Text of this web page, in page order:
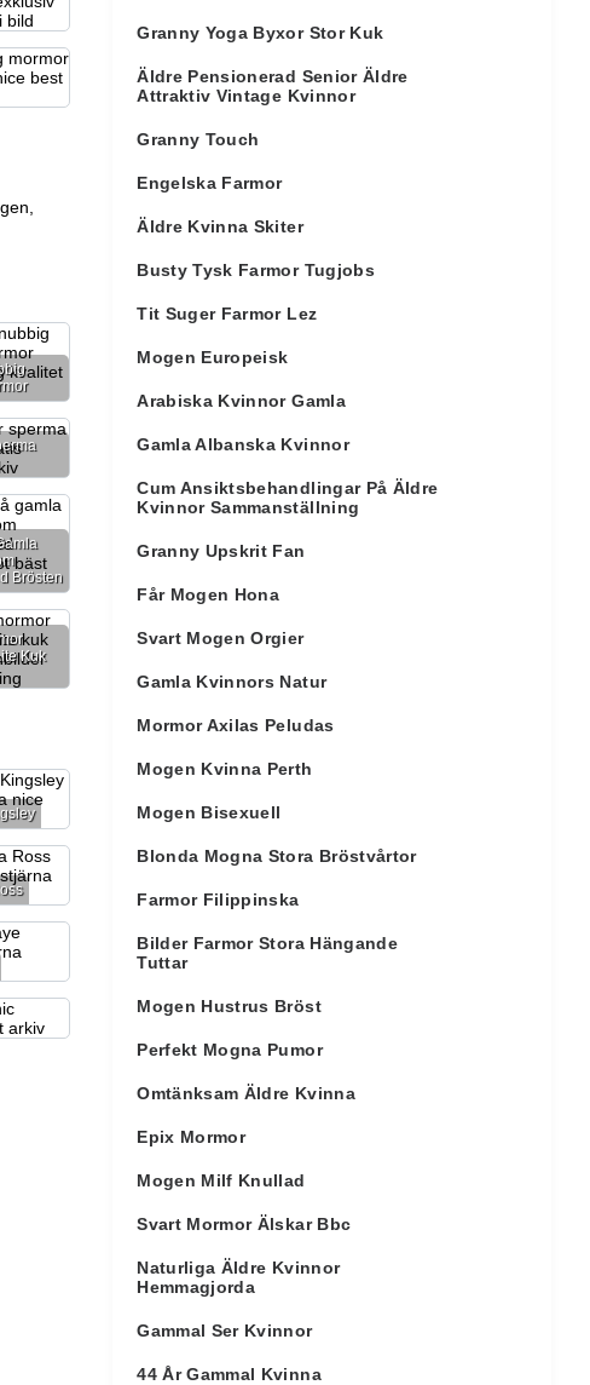
Brösten
Kuk
Granny Yoga Byxor Stor Kuk
Äldre Pensionerad Senior Äldre
Attraktiv Vintage Kvinnor
Granny Touch
Engelska Farmor
Äldre Kvinna Skiter
Busty Tysk Farmor Tugjobs
Tit Suger Farmor Lez
Mogen Europeisk
Arabiska Kvinnor Gamla
Gamla Albanska Kvinnor
Cum Ansiktsbehandlingar På Äldre
Kvinnor Sammanställning
Granny Upskrit Fan
Får Mogen Hona
Svart Mogen Orgier
Gamla Kvinnors Natur
Mormor Axilas Peludas
Mogen Kvinna Perth
Mogen Bisexuell
Blonda Mogna Stora Bröstvårtor
Farmor Filippinska
Bilder Farmor Stora Hängande
Tuttar
Mogen Hustrus Bröst
Perfekt Mogna Pumor
Omtänksam Äldre Kvinna
Epix Mormor
Mogen Milf Knullad
Svart Mormor Älskar Bbc
Naturliga Äldre Kvinnor
Hemmagjorda
Gammal Ser Kvinnor
44 År Gammal Kvinna